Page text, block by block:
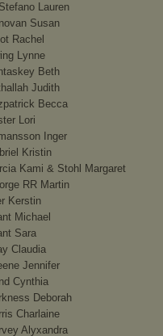
Lauren
Susan
Rachel
Lynne
Beth
Judith
Becca
Lori
Inger
Kristin
Kami & Stohl Margaret
RR Martin
Kerstin
Michael
Sara
Claudia
Jennifer
Cynthia
Deborah
Charlaine
Alyxandra